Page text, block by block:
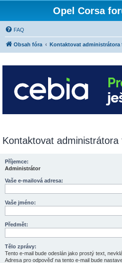
Opel Corsa
FAQ
Obsah fóra Kontaktovat administrátora
Kontaktovat administrátora
Příjemce:
Administrátor
Vaše e-mailová adresa:
Vaše jméno:
Předmět:
Tělo zprávy:
Tento e-mail bude odeslán jako prostý text,
Adresa pro odpověď na tento e-mail bude